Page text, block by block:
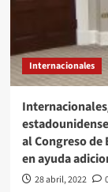
se
esperan
en
la
Internacionales
al Congreso
en ayuda
28 abril, 2022